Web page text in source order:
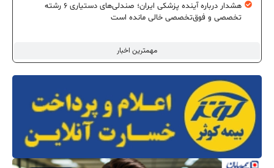
مهمترین اخبار
هشدار درباره آینده پزشکی ایران؛ صندلی‌های دستیاری ۶ رشته
تخصصی و فوق‌تخصصی خالی مانده است